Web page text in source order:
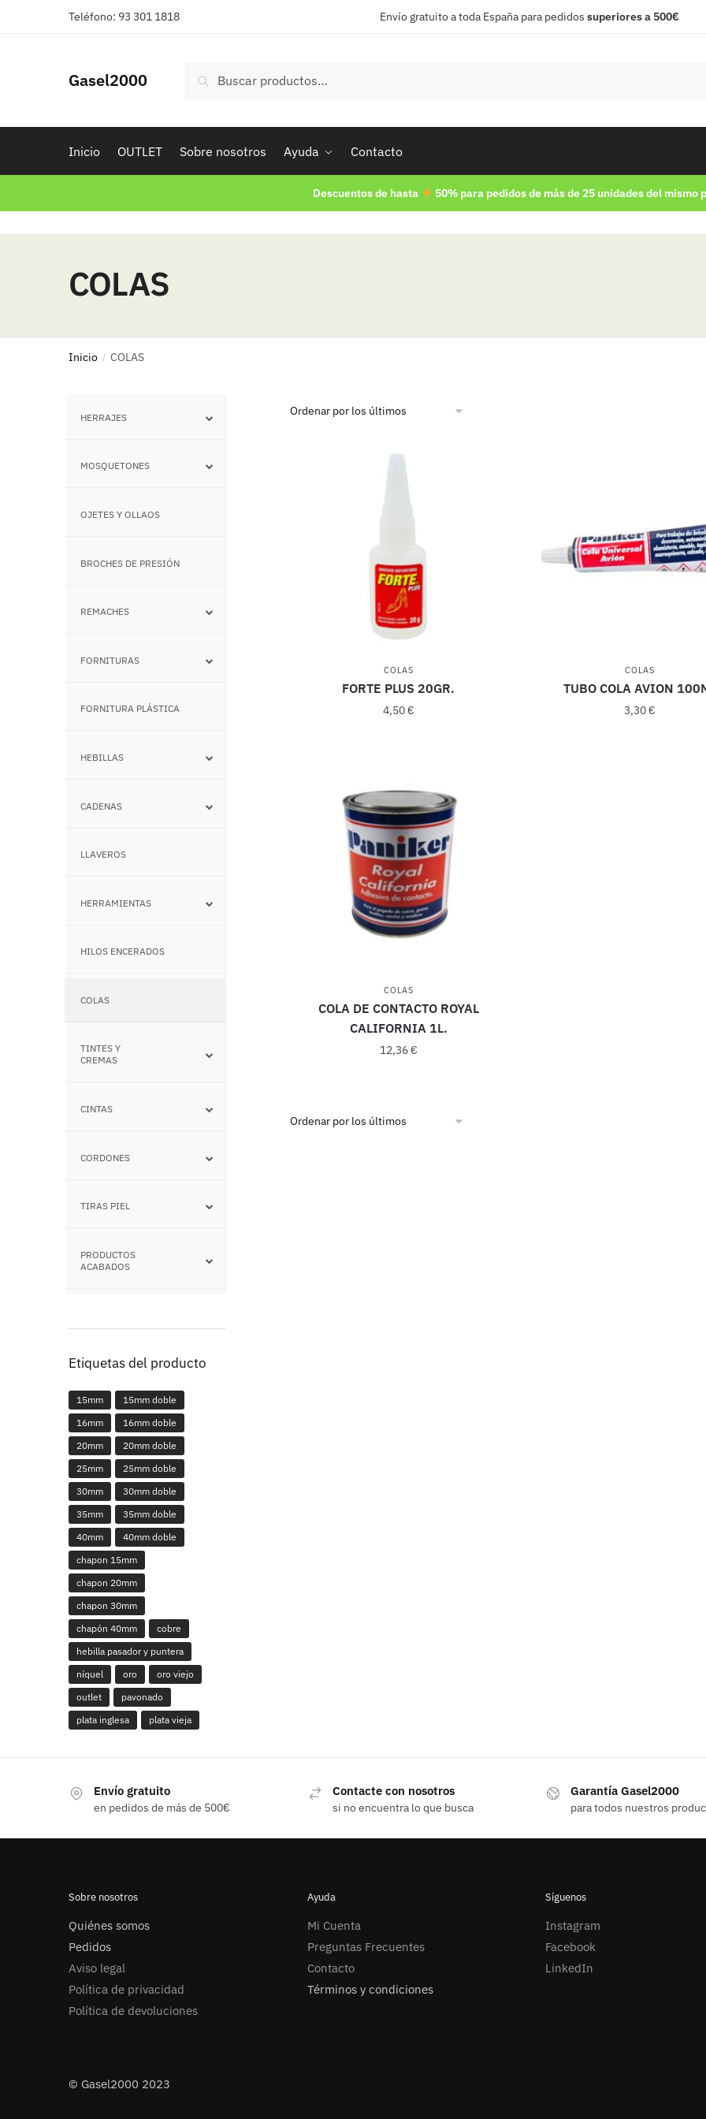
Teléfono: 93 301 1818 Envío gratuito a toda España para pedidos superiores a 500€
Gasel2000
por:
Buscar
Inicio OUTLET Sobre nosotros Ayuda Contacto
Descuentos de hasta 50% para pedidos de más de 25 unidades del mismo
COLAS
Inicio / COLAS
COLAS
FORTE PLUS 20GR.
4,50€
COLAS
TUBO COLA AVION
3,30€
COLAS
COLA DE CONTACTO ROYAL
CALIFORNIA 1L.
12,36€
HERRAJES
–
MOSQUETONES
–
OJETES Y OLLAOS
–
BROCHES DE PRESIÓN
–
REMACHES
–
FORNITURAS
–
FORNITURA PLÁSTICA
–
HEBILLAS
–
CADENAS
–
LLAVEROS
–
HERRAMIENTAS
–
HILOS ENCERADOS
–
COLAS
–
TINTES Y
CREMAS
–
CINTAS
–
CORDONES
–
TIRAS PIEL
–
PRODUCTOS
ACABADOS
–
Etiquetas del producto
15mm
15mm doble
16mm
16mm doble
20mm
20mm doble
25mm
25mm doble
30mm
30mm doble
35mm
35mm doble
40mm
40mm doble
chapon 15mm
chapon 20mm
chapon 30mm
chapón 40mm
cobre
hebilla pasador y puntera
níquel
oro
oro viejo
outlet
pavonado
plata inglesa
plata vieja
Envío gratuito
en pedidos de más de 500€
Contacte con nosotros
si no encuentra lo que busca
Garantía Gasel2000
para todos nuestros
Sobre nosotros
Quiénes somos
Pedidos
Aviso legal
Política de privacidad
Política de devoluciones
Ayuda
Mi Cuenta
Preguntas Frecuentes
Contacto
Términos y condiciones
Síguenos
Instagram
Facebook
LinkedIn
© Gasel2000 2023